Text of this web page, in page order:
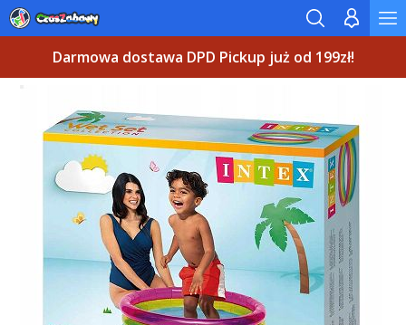
Darmowa dostawa DPD Pickup już od 199zł!